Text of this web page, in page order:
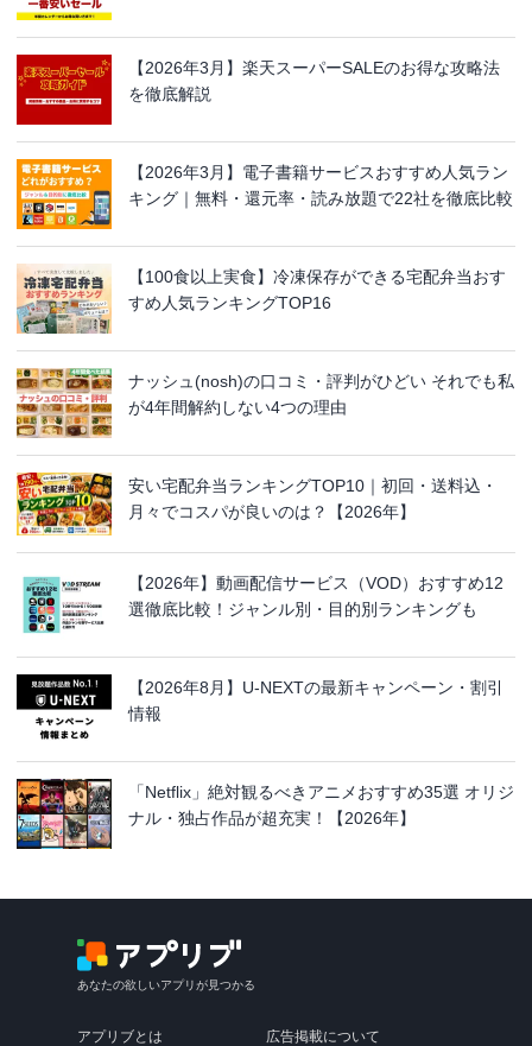
【2026年3月】楽天スーパーSALEのお得な攻略法
を徹底解説
【2026年3月】電子書籍サービスおすすめ人気ラン
キング｜無料・還元率・読み放題で22社を徹底比較
【100食以上実食】冷凍保存ができる宅配弁当おす
すめ人気ランキングTOP16
ナッシュ(nosh)の口コミ・評判がひどい それでも私
が4年間解約しない4つの理由
安い宅配弁当ランキングTOP10｜初回・送料込・
月々でコスパが良いのは？【2026年】
【2026年】動画配信サービス（VOD）おすすめ12
選徹底比較！ジャンル別・目的別ランキングも
【2026年8月】U-NEXTの最新キャンペーン・割引
情報
「Netflix」絶対観るべきアニメおすすめ35選 オリジ
ナル・独占作品が超充実！【2026年】
あなたの欲しいアプリが見つかる
アプリブとは 広告掲載について